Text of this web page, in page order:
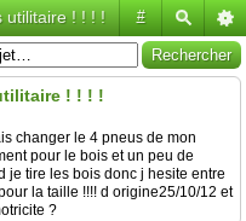
#
utilitaire ! ! ! !
! ! ! !
changer le 4 pneus de mon
pour le bois et un peu de
je tire les bois donc j hesite entre
la taille !!!! d origine25/10/12 et
?